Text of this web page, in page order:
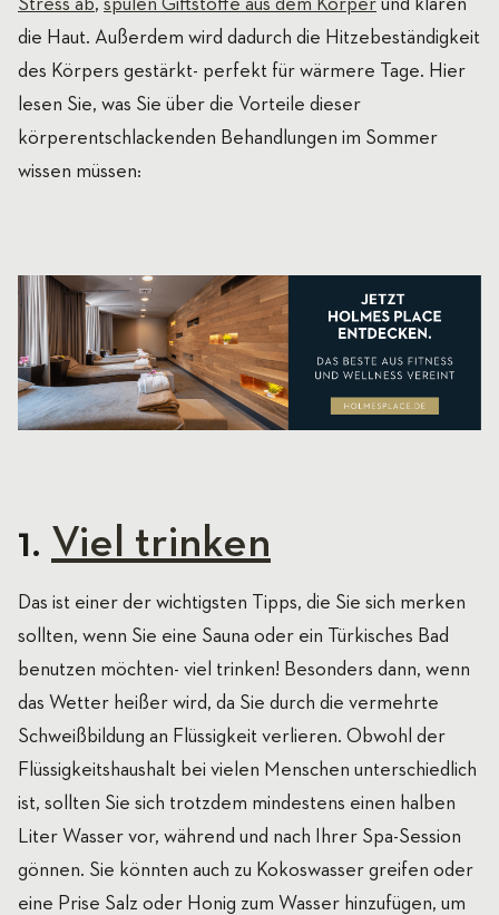
Stress ab, spülen Giftstoffe aus dem Körper und klären
die Haut. Außerdem wird dadurch die Hitzebeständigkeit
des Körpers gestärkt- perfekt für wärmere Tage. Hier
lesen Sie, was Sie über die Vorteile dieser
körperentschlackenden Behandlungen im Sommer
wissen müssen:
1. Viel trinken
Das ist einer der wichtigsten Tipps, die Sie sich merken
sollten, wenn Sie eine Sauna oder ein Türkisches Bad
benutzen möchten- viel trinken! Besonders dann, wenn
das Wetter heißer wird, da Sie durch die vermehrte
Schweißbildung an Flüssigkeit verlieren. Obwohl der
Flüssigkeitshaushalt bei vielen Menschen unterschiedlich
ist, sollten Sie sich trotzdem mindestens einen halben
Liter Wasser vor, während und nach Ihrer Spa-Session
gönnen. Sie könnten auch zu Kokoswasser greifen oder
eine Prise Salz oder Honig zum Wasser hinzufügen, um